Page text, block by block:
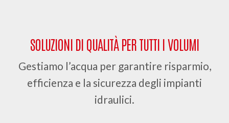
SOLUZIONI DI QUALITÀ PER TUTTI I VOLUMI
Gestiamo l’acqua per garantire risparmio,
efficienza e la sicurezza degli impianti
idraulici.